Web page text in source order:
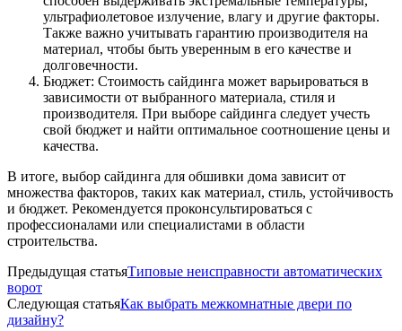
ультрафиолетовое излучение, влагу и другие факторы.
Также важно учитывать гарантию производителя на
материал, чтобы быть уверенным в его качестве и
долговечности.
Бюджет: Стоимость сайдинга может варьироваться в
зависимости от выбранного материала, стиля и
производителя. При выборе сайдинга следует учесть
свой бюджет и найти оптимальное соотношение цены и
качества.
В итоге, выбор сайдинга для обшивки дома зависит от
множества факторов, таких как материал, стиль, устойчивость
и бюджет. Рекомендуется проконсультироваться с
профессионалами или специалистами в области
строительства.
Предыдущая статьяТиповые неисправности автоматических
ворот
Следующая статьяКак выбрать межкомнатные двери по
дизайну?